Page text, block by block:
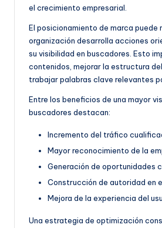
el crecimiento empresarial.
El posicionamiento de marca puede
organización desarrolla acciones
su visibilidad en buscadores. Esto
contenidos, mejorar la estructura
trabajar palabras clave relevantes
Entre los beneficios de una mayor
buscadores destacan:
Incremento del tráfico
Mayor reconocimiento de la
Generación de oportunidades
Construcción de autoridad en
Mejora de la experiencia del
Una estrategia de optimización